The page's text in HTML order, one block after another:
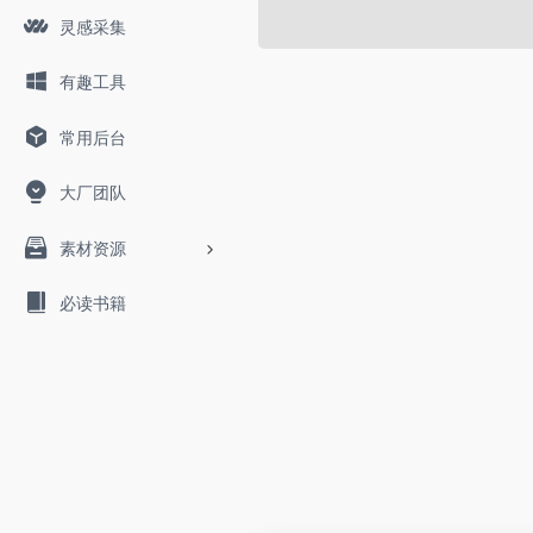
灵感采集
有趣工具
常用后台
大厂团队
素材资源
必读书籍